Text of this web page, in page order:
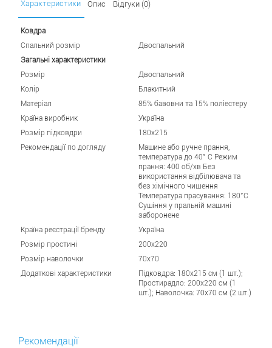
Характеристики Опис Відгуки (0)
Ковдра
Спальний розмір
Двоспальний
Загальні характеристики
Розмір
Двоспальний
Колір
Блакитний
Матеріал
85% бавовни та 15% поліестеру
Країна виробник
Україна
Розмір підковдри
180x215
Рекомендації по догляду
Машине або ручне прання,
температура до 40° C Режим
прання: 400 об/хв Без
використання відбілювача та
без хімічного чищення
Температура прасування: 180°C
Сушіння у пральній машині
заборонене
Країна реєстрації бренду
Україна
Розмір простині
200x220
Розмір наволочки
70x70
Додаткові характеристики
Підковдра: 180x215 см (1 шт.);
Простирадло: 200x220 см (1
шт.); Наволочка: 70x70 см (2 шт.)
Рекомендації